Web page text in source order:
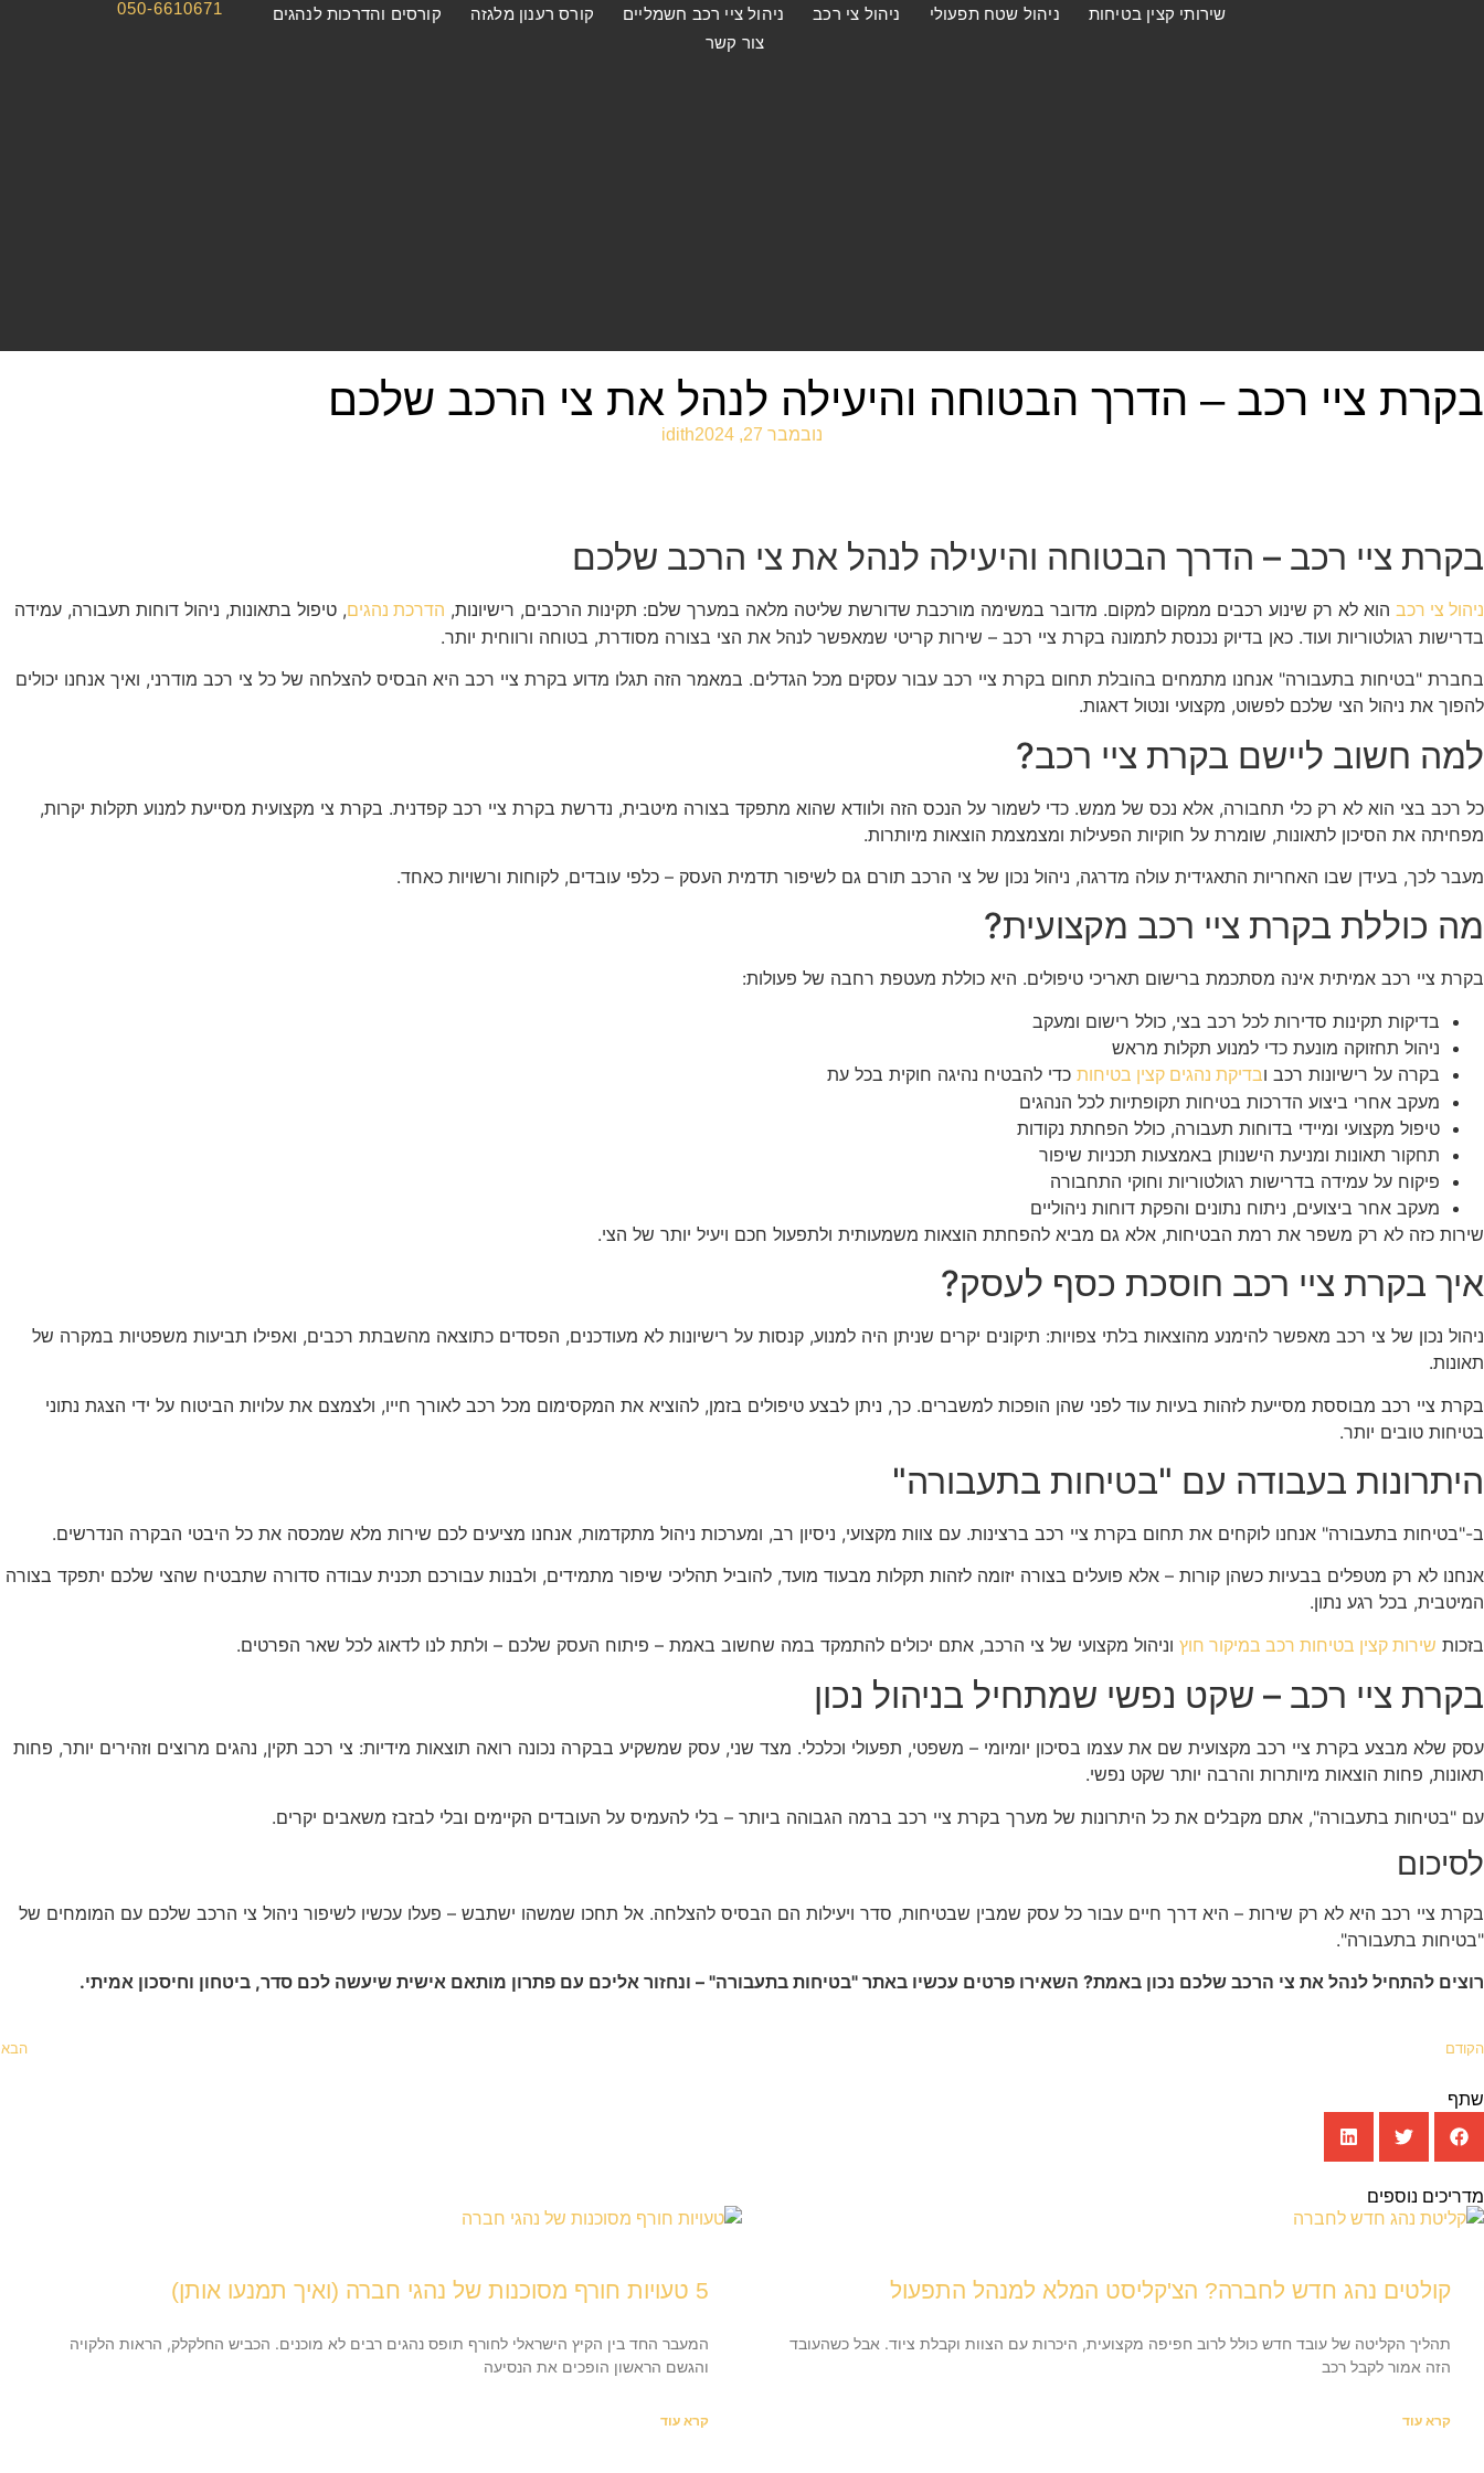
שירותי קצין בטיחות ניהול שטח תפעולי ניהול צי רכב ניהול ציי רכב חשמליים קורס רענון מלגזה
קורסים והדרכות לנהגים
צור קשר
050-6610671
בקרת ציי רכב – הדרך הבטוחה והיעילה לנהל את צי הרכב שלכם
נובמבר 27, 2024 idith
בקרת ציי רכב – הדרך הבטוחה והיעילה לנהל את צי הרכב שלכם
ניהול צי רכב הוא לא רק שינוע רכבים ממקום למקום. מדובר במשימה מורכבת שדורשת שליטה מלאה במערך שלם: תקינות הרכבים, רישיונות, הדרכת נהגים, טיפול בתאונות, ניהול דוחות תעבורה, עמידה
בדרישות רגולטוריות ועוד. כאן בדיוק נכנסת לתמונה בקרת ציי רכב – שירות קריטי שמאפשר לנהל את הצי בצורה מסודרת, בטוחה ורווחית יותר.
בחברת "בטיחות בתעבורה" אנחנו מתמחים בהובלת תחום בקרת ציי רכב עבור עסקים מכל הגדלים. במאמר הזה תגלו מדוע בקרת ציי רכב היא הבסיס להצלחה של כל צי רכב מודרני, ואיך אנחנו יכולים
להפוך את ניהול הצי שלכם לפשוט, מקצועי ונטול דאגות.
למה חשוב ליישם בקרת ציי רכב?
כל רכב בצי הוא לא רק כלי תחבורה, אלא נכס של ממש. כדי לשמור על הנכס הזה ולוודא שהוא מתפקד בצורה מיטבית, נדרשת בקרת ציי רכב קפדנית. בקרת צי מקצועית מסייעת למנוע תקלות יקרות,
מפחיתה את הסיכון לתאונות, שומרת על חוקיות הפעילות ומצמצמת הוצאות מיותרות.
מעבר לכך, בעידן שבו האחריות התאגידית עולה מדרגה, ניהול נכון של צי הרכב תורם גם לשיפור תדמית העסק – כלפי עובדים, לקוחות ורשויות כאחד.
מה כוללת בקרת ציי רכב מקצועית?
בקרת ציי רכב אמיתית אינה מסתכמת ברישום תאריכי טיפולים. היא כוללת מעטפת רחבה של פעולות:
בדיקות תקינות סדירות לכל רכב בצי, כולל רישום ומעקב
ניהול תחזוקה מונעת כדי למנוע תקלות מראש
בקרה על רישיונות רכב ובדיקת נהגים קצין בטיחות כדי להבטיח נהיגה חוקית בכל עת
מעקב אחרי ביצוע הדרכות בטיחות תקופתיות לכל הנהגים
טיפול מקצועי ומיידי בדוחות תעבורה, כולל הפחתת נקודות
תחקור תאונות ומניעת הישנותן באמצעות תכניות שיפור
פיקוח על עמידה בדרישות רגולטוריות וחוקי התחבורה
מעקב אחר ביצועים, ניתוח נתונים והפקת דוחות ניהוליים
שירות כזה לא רק משפר את רמת הבטיחות, אלא גם מביא להפחתת הוצאות משמעותית ולתפעול חכם ויעיל יותר של הצי.
איך בקרת ציי רכב חוסכת כסף לעסק?
ניהול נכון של צי רכב מאפשר להימנע מהוצאות בלתי צפויות: תיקונים יקרים שניתן היה למנוע, קנסות על רישיונות לא מעודכנים, הפסדים כתוצאה מהשבתת רכבים, ואפילו תביעות משפטיות במקרה של
תאונות.
בקרת ציי רכב מבוססת מסייעת לזהות בעיות עוד לפני שהן הופכות למשברים. כך, ניתן לבצע טיפולים בזמן, להוציא את המקסימום מכל רכב לאורך חייו, ולצמצם את עלויות הביטוח על ידי הצגת נתוני
בטיחות טובים יותר.
היתרונות בעבודה עם "בטיחות בתעבורה"
ב-"בטיחות בתעבורה" אנחנו לוקחים את תחום בקרת ציי רכב ברצינות. עם צוות מקצועי, ניסיון רב, ומערכות ניהול מתקדמות, אנחנו מציעים לכם שירות מלא שמכסה את כל היבטי הבקרה הנדרשים.
אנחנו לא רק מטפלים בבעיות כשהן קורות – אלא פועלים בצורה יזומה לזהות תקלות מבעוד מועד, להוביל תהליכי שיפור מתמידים, ולבנות עבורכם תכנית עבודה סדורה שתבטיח שהצי שלכם יתפקד בצורה
המיטבית, בכל רגע נתון.
בזכות שירות קצין בטיחות רכב במיקור חוץ וניהול מקצועי של צי הרכב, אתם יכולים להתמקד במה שחשוב באמת – פיתוח העסק שלכם – ולתת לנו לדאוג לכל שאר הפרטים.
בקרת ציי רכב – שקט נפשי שמתחיל בניהול נכון
עסק שלא מבצע בקרת ציי רכב מקצועית שם את עצמו בסיכון יומיומי – משפטי, תפעולי וכלכלי. מצד שני, עסק שמשקיע בבקרה נכונה רואה תוצאות מידיות: צי רכב תקין, נהגים מרוצים וזהירים יותר, פחות
תאונות, פחות הוצאות מיותרות והרבה יותר שקט נפשי.
עם "בטיחות בתעבורה", אתם מקבלים את כל היתרונות של מערך בקרת ציי רכב ברמה הגבוהה ביותר – בלי להעמיס על העובדים הקיימים ובלי לבזבז משאבים יקרים.
לסיכום
בקרת ציי רכב היא לא רק שירות – היא דרך חיים עבור כל עסק שמבין שבטיחות, סדר ויעילות הם הבסיס להצלחה. אל תחכו שמשהו ישתבש – פעלו עכשיו לשיפור ניהול צי הרכב שלכם עם המומחים של
"בטיחות בתעבורה".
רוצים להתחיל לנהל את צי הרכב שלכם נכון באמת? השאירו פרטים עכשיו באתר "בטיחות בתעבורה" – ונחזור אליכם עם פתרון מותאם אישית שיעשה לכם סדר, ביטחון וחיסכון אמיתי.
הקודם הבא
שתף
מדריכים נוספים
קולטים נהג חדש לחברה? הצ'קליסט המלא למנהל התפעול
תהליך הקליטה של עובד חדש כולל לרוב חפיפה מקצועית, היכרות עם הצוות וקבלת ציוד. אבל כשהעובד
הזה אמור לקבל רכב
קרא עוד
5 טעויות חורף מסוכנות של נהגי חברה (ואיך תמנעו אותן)
המעבר החד בין הקיץ הישראלי לחורף תופס נהגים רבים לא מוכנים. הכביש החלקלק, הראות הלקויה
והגשם הראשון הופכים את הנסיעה
קרא עוד